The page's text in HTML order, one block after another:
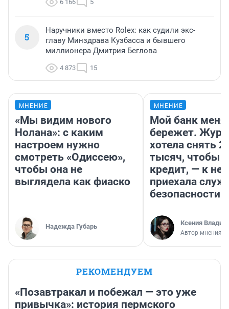
6 166 5
5
Наручники вместо Rolex: как судили экс-
главу Минздрава Кузбасса и бывшего
миллионера Дмитрия Беглова
4 873 15
МНЕНИЕ
«Мы видим нового
Нолана»: с каким
настроем нужно
смотреть «Одиссею»,
чтобы она не
выглядела как фиаско
Надежда Губарь
МНЕНИЕ
Мой банк меня
бережет.
хотела снять
тысяч, чтобы
кредит, — к
приехала
безопасности
Ксения
Автор мнения
РЕКОМЕНДУЕМ
«Позавтракал и побежал — это уже
привычка»: история пермского